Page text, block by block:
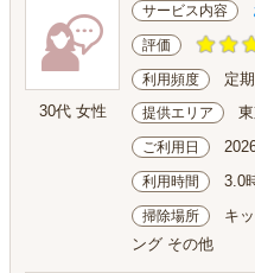
30代 女性
サービス内容
評価
利用頻度 定
提供エリア
ご利用日
利用時間 3.0
掃除場所
キ
ング その他